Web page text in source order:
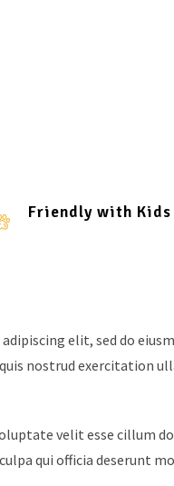
Friendly with Kids
elit, sed do
nostrud exercitation
velit esse cillum
qui officia deserunt